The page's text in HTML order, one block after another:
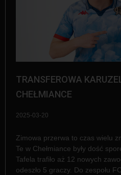
TRANSFEROWA
CHEŁMIANCE
2025-03-20
Zimowa przerwa to czas wielu
Te w Chełmiance były dość
Tafela trafiło aż 12 nowych
odeszło 5 graczy. Do zespołu